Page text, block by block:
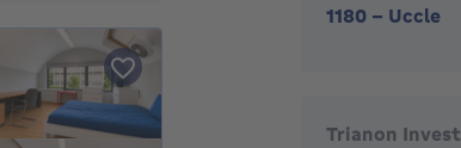
1180 - Uccle
Trianon Invest